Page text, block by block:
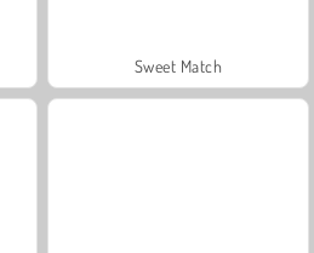
Sweet Match